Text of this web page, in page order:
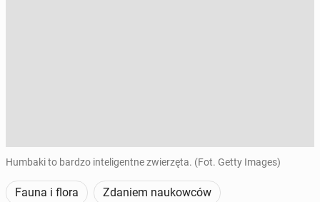
Humbaki to bardzo inteligentne zwierzęta. (Fot. Getty Images)
Fauna i flora Zdaniem naukowców